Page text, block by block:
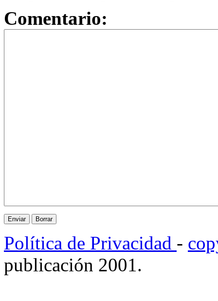
Comentario:
Política de Privacidad -
publicación 2001.